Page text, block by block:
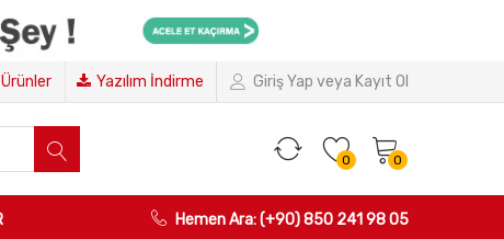
Giriş Yap veya Kayıt Ol
Yazılım İndirme
0 0
Hemen Ara: (+90) 850 241 98 05